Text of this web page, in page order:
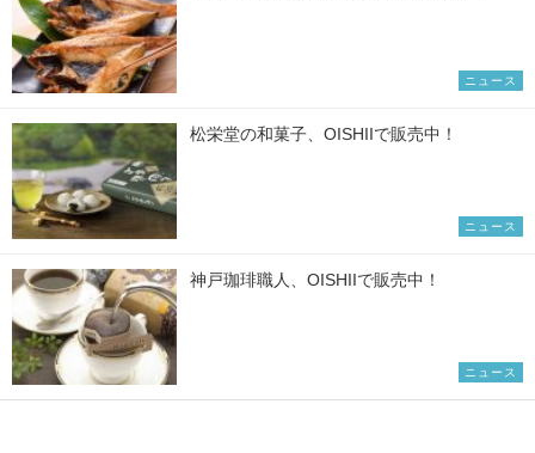
ニュース
松栄堂の和菓子、OISHIIで販売中！
ニュース
神戸珈琲職人、OISHIIで販売中！
ニュース